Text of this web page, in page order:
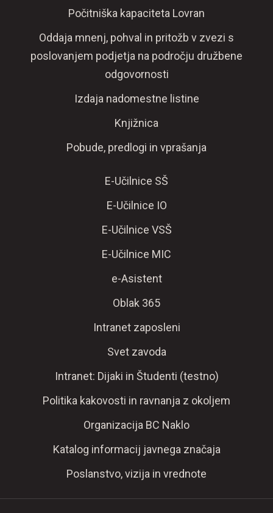
Počitniška kapaciteta Lovran
Oddaja mnenj, pohval in pritožb v zvezi s
poslovanjem podjetja na področju družbene
odgovornosti
Izdaja nadomestne listine
Knjižnica
Pobude, predlogi in vprašanja
E-Učilnice SŠ
E-Učilnice IO
E-Učilnice VSŠ
E-Učilnice MIC
e-Asistent
Oblak 365
Intranet zaposleni
Svet zavoda
Intranet: Dijaki in Študenti (testno)
Politika kakovosti in ravnanja z okoljem
Organizacija BC Naklo
Katalog informacij javnega značaja
Poslanstvo, vizija in vrednote